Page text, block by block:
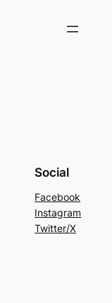
Social
Facebook
Instagram
Twitter/X